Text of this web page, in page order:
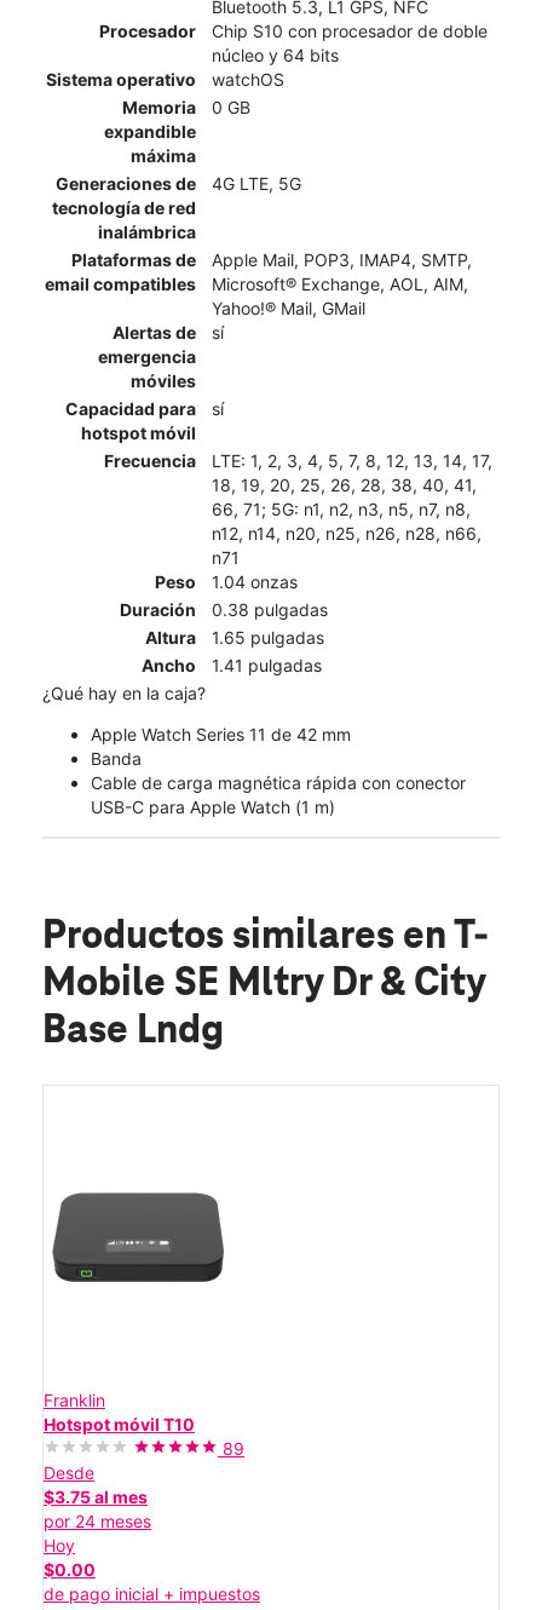
Bluetooth 5.3, L1 GPS, NFC
Procesador
Chip S10 con procesador de doble
núcleo y 64 bits
Sistema operativo
watchOS
Memoria
expandible
máxima
0 GB
Generaciones de
tecnología de red
inalámbrica
4G LTE, 5G
Plataformas de
email compatibles
Apple Mail, POP3, IMAP4, SMTP,
Microsoft® Exchange, AOL, AIM,
Yahoo!® Mail, GMail
Alertas de
emergencia
móviles
sí
Capacidad para
hotspot móvil
sí
Frecuencia
LTE: 1, 2, 3, 4, 5, 7, 8, 12, 13, 14, 17,
18, 19, 20, 25, 26, 28, 38, 40, 41,
66, 71; 5G: n1, n2, n3, n5, n7, n8,
n12, n14, n20, n25, n26, n28, n66,
n71
Peso
1.04 onzas
Duración
0.38 pulgadas
Altura
1.65 pulgadas
Ancho
1.41 pulgadas
¿Qué hay en la caja?
Apple Watch Series 11 de 42 mm
Banda
Cable de carga magnética rápida con conector
USB-C para Apple Watch (1 m)
Productos similares en T-
Mobile SE Mltry Dr & City
Base Lndg
Franklin
Hotspot móvil T10
89
Desde
$3.75 al mes
por 24 meses
Hoy
$0.00
de pago inicial + impuestos